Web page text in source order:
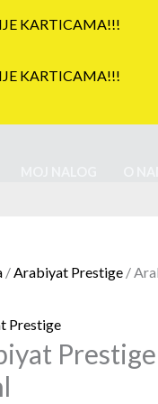
KARTICAMA!!!
KARTICAMA!!!
/Arabiyat Prestige /
Prestige